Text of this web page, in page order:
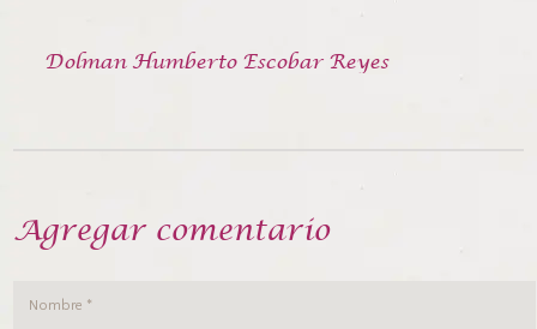
Dolman Humberto Escobar Reyes
Agregar comentario